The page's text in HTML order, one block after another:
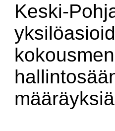
Keski-